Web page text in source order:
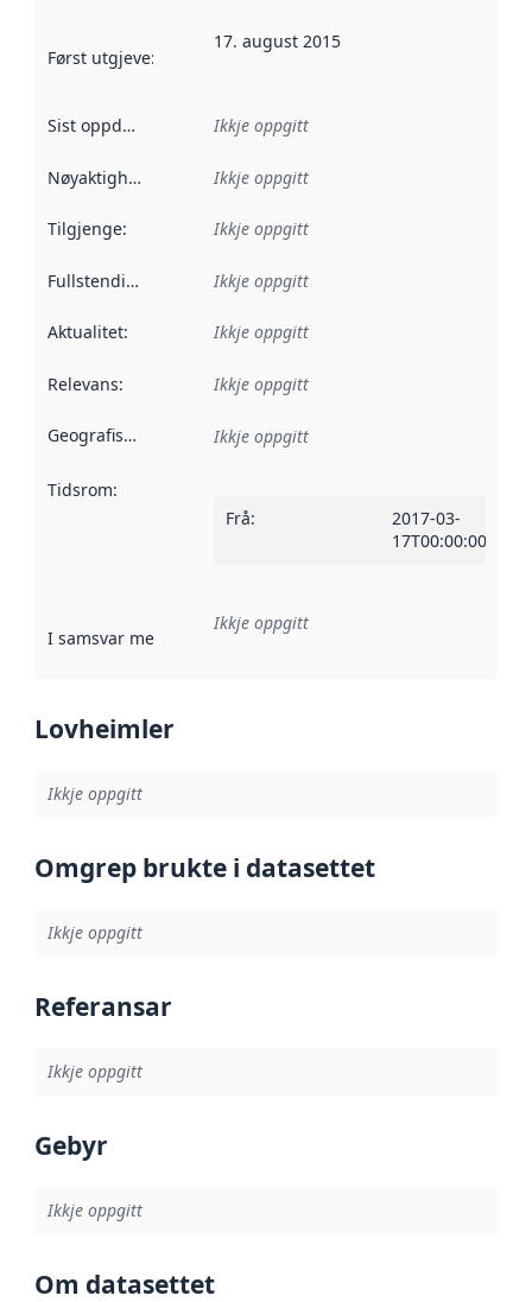
Først utgjeve: Denne datoen seier når dataa i dette
17. august 2015
Sist oppdatert Ikkje oppgitt
Nøyaktigheit Ikkje oppgitt
Tilgjenge: Ikkje oppgitt
Fullstendigheit Ikkje oppgitt
Aktualitet: Ikkje oppgitt
Relevans: Ikkje oppgitt
Geografisk område Ikkje oppgitt
Tidsrom:
Frå:
2017-03-
17T00:00:00Z
I samsvar med Referanse til ei implementeringsregel eller
Ikkje oppgitt
Lovheimler
Ikkje oppgitt
Omgrep brukte i datasettet
Ikkje oppgitt
Referansar
Ikkje oppgitt
Gebyr
Ikkje oppgitt
Om datasettet